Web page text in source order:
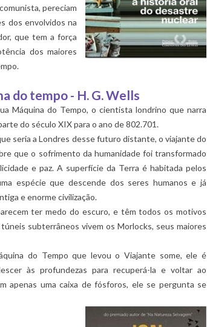
pereciam
dos envolvidos na
que tem a força
dos maiores
do tempo - H. G. Wells
Máquina do Tempo, o cientista londrino que narra
do século XIX para o ano de 802.701.
seria a Londres desse futuro distante, o viajante do
que o sofrimento da humanidade foi transformado
e paz. A superfície da Terra é habitada pelos
espécie que descende dos seres humanos e já
e enorme civilização.
ter medo do escuro, e têm todos os motivos
subterrâneos vivem os Morlocks, seus maiores
do Tempo que levou o Viajante some, ele é
às profundezas para recuperá-la e voltar ao
apenas uma caixa de fósforos, ele se pergunta se